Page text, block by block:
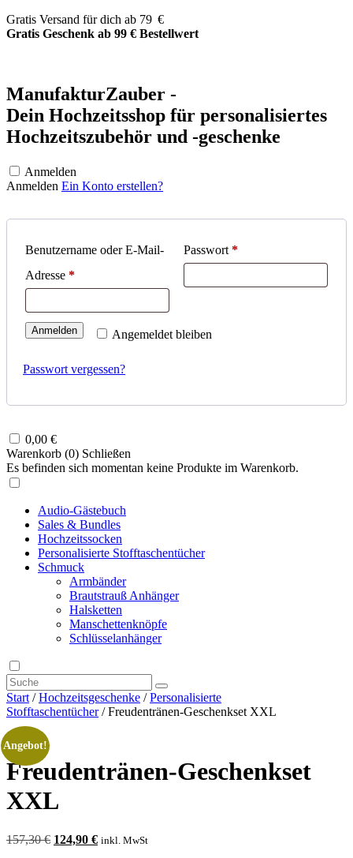
Zum
Inhalt
Gratis Versand für dich ab 79 €
Gratis Geschenk ab 99 € Bestellwert
ManufakturZauber -
Dein Hochzeitsshop für personalisiertes
Hochzeitszubehör und -geschenke
Anmelden
Anmelden Ein Konto erstellen?
Benutzername oder E-Mail-
Adresse *Erforderlich
Passwort *Erforderlich
Angemeldet bleiben
Anmelden
Passwort vergessen?
0,00 €
Warenkorb (0) Schließen
Es befinden sich momentan keine Produkte im Warenkorb.
Audio-Gästebuch
Sales & Bundles
Hochzeitssocken
Personalisierte Stofftaschentücher
Schmuck
Armbänder
Brautstrauß Anhänger
Halsketten
Manschettenknöpfe
Schlüsselanhänger
Start /Hochzeitsgeschenke /Personalisierte
Stofftaschentücher/ Freudentränen-Geschenkset XXL
Angebot!
Freudentränen-Geschenkset
XXL
157,30€ Ursprünglicher
124,90 €Aktueller
inkl. MwSt